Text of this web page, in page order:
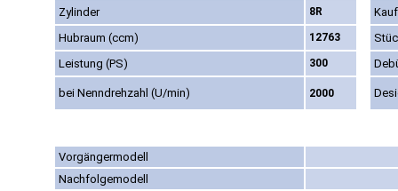
Zylinder 8R
Hubraum (ccm)
12763
Leistung (PS)
300
bei Nenndrehzahl (U/min) 2000
Vorgängermodell
Nachfolgemodell